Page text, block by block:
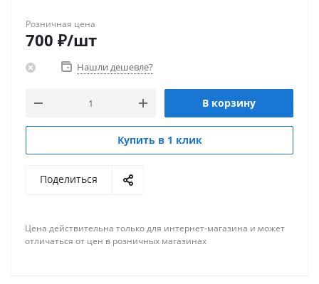
Розничная цена
700 ₽/шт
Нашли дешевле?
В корзину
Купить в 1 клик
Поделиться
Цена действительна только для интернет-магазина и может
отличаться от цен в розничных магазинах